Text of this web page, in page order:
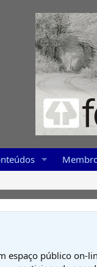
espaço público on-